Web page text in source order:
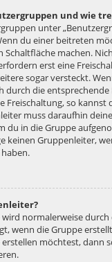
und wie
unter
du einer beitreten
machen.
erst eine
sogar versteckt.
durch die
Freischaltung, so kannst
muss daraufhin
du in die Gruppe
keinen Gruppenleiter,
normalerweise durch
wenn die Gruppe
möchtest, dann